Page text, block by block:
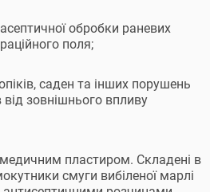
обробки раневих
поля;
саден та інших порушень
від зовнішнього впливу
пластиром. Складені в
смуги вибіленої марлі